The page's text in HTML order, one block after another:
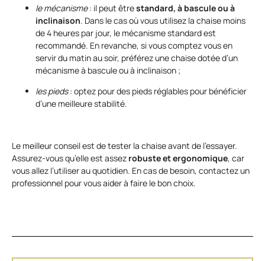
le mécanisme: il peut êtrestandard, à bascule ou à
inclinaison. Dans le cas où vous utilisez la chaise moins
de 4 heures par jour, le mécanisme standard est
recommandé. En revanche, si vous comptez vous en
servir du matin au soir, préférez une chaise dotée d’un
mécanisme à bascule ou à inclinaison ;
les pieds: optez pour des pieds réglables pour bénéficier
d’une meilleure stabilité.
Le meilleur conseil est de tester la chaise avant de l’essayer.
Assurez-vous qu’elle est assez robuste et ergonomique, car
vous allez l’utiliser au quotidien. En cas de besoin, contactez un
professionnel pour vous aider à faire le bon choix.